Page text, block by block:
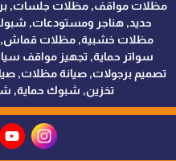
مظلات مواقف, مظلات جلسات,
حديد, هناجر ومستودعات,
مظلات خشبية, مظلات قماش,
سواتر حماية, تجهيز مواقف
تصميم برجولات, صيانة مظلات,
تخزين, شبوك حماية,